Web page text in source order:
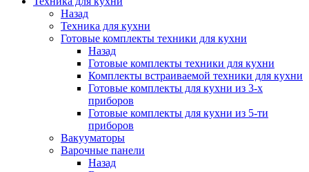
Назад
Техника для кухни
Готовые комплекты техники для кухни
Назад
Готовые комплекты техники для кухни
Комплекты встраиваемой техники для кухни
Готовые комплекты для кухни из 3-х
приборов
Готовые комплекты для кухни из 5-ти
приборов
Вакууматоры
Варочные панели
Назад